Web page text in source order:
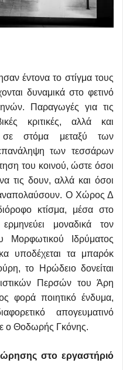
έντονα το στίγμα τους
δυναμικά στο φετινό
Παραγωγές για τις
κριτικές, αλλά και
σε στόμα μεταξύ των
των τεσσάρων
του κοινού, ώστε όσοι
τις δουν, αλλά και όσοι
Ο Χώρος Δ
κτίσμα, μέσα στο
μοναδικά τον
Μορφωτικού Ιδρύματος
υποδέχεται τα μπαρόκ
το Ηρώδειο δονείται
Περσών του Άρη
φορά ποιητικό ένδυμα,
απογευματινό
ο Θοδωρής Γκόνης.
στο εργαστήριό